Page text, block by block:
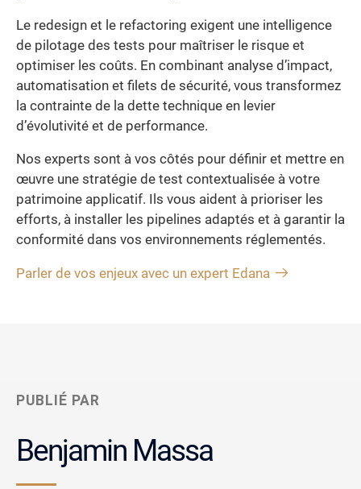
Le redesign et le refactoring exigent une intelligence
de pilotage des tests pour maîtriser le risque et
optimiser les coûts. En combinant analyse d’impact,
automatisation et filets de sécurité, vous transformez
la contrainte de la dette technique en levier
d’évolutivité et de performance.
Nos experts sont à vos côtés pour définir et mettre en
œuvre une stratégie de test contextualisée à votre
patrimoine applicatif. Ils vous aident à prioriser les
efforts, à installer les pipelines adaptés et à garantir la
conformité dans vos environnements réglementés.
Parler de vos enjeux avec un expert Edana
PUBLIÉ PAR
Benjamin Massa